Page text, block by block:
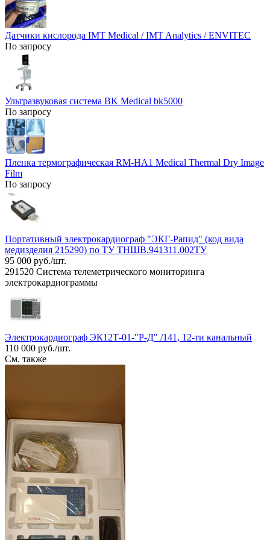
Датчики кислорода IMT Medical / IMT Analytics / ENVITEC
По запросу
Ультразвуковая система BK Medical bk5000
По запросу
Пленка термографическая RM-HA1 Medical Thermal Dry Image
Film
По запросу
Портативный электрокардиограф "ЭКГ-Рапид" (код вида
медизделия 215290) по ТУ ТНШВ.941311.002ТУ
95 000 руб./шт.
291520 Система телеметрического мониторинга
электрокардиограммы
Электрокардиограф ЭК12Т-01-"Р-Д" /141, 12-ти канальный
110 000 руб./шт.
См. также